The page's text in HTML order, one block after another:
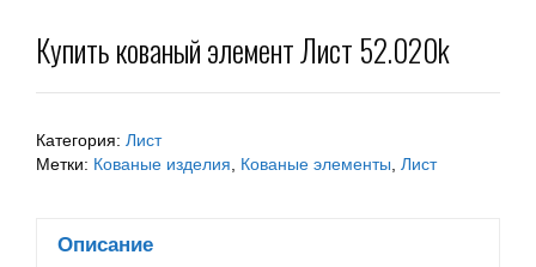
Купить кованый элемент Лист 52.020k
Категория: Лист
Метки: Кованые изделия, Кованые элементы, Лист
Описание